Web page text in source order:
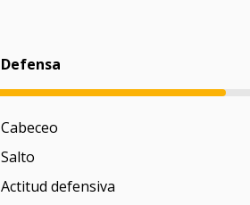
Defensa
Cabeceo
Salto
Actitud defensiva